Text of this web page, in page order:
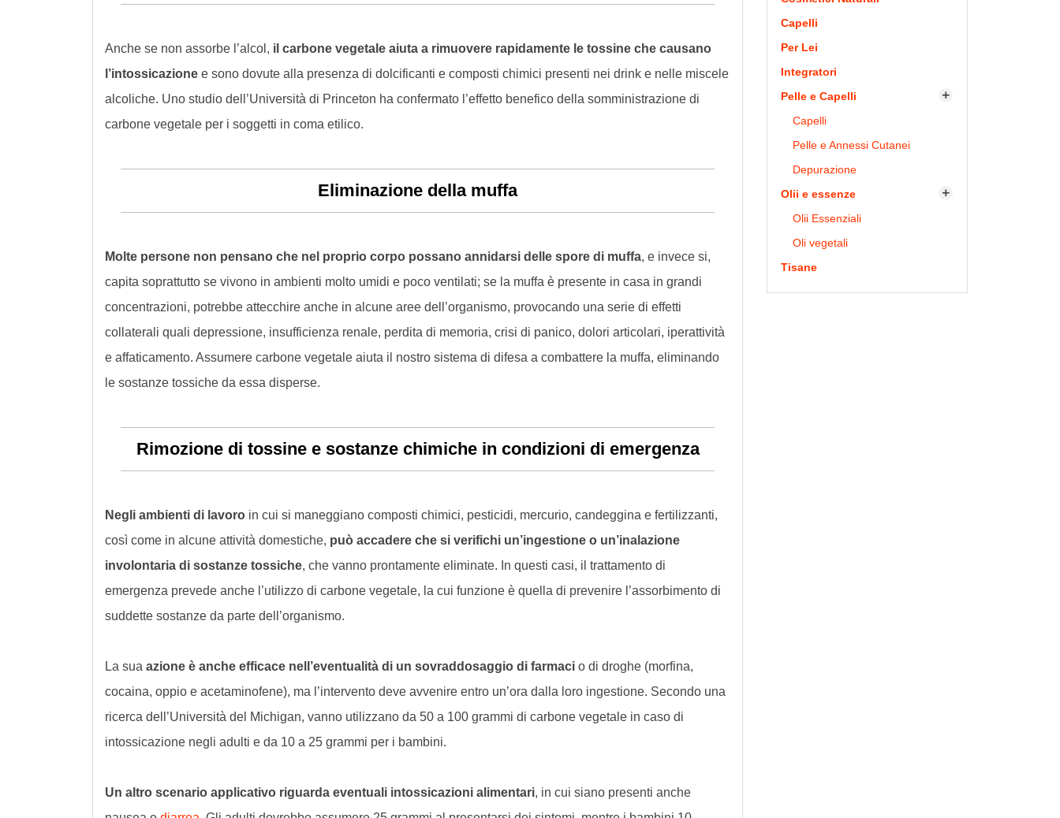
Capelli
Per Lei
Integratori
Pelle e Capelli

Capelli
Pelle e Annessi Cutanei
Depurazione
Olii e essenze

Olii Essenziali
Oli vegetali
Tisane
Anche se non assorbe l’alcol, il carbone vegetale aiuta a rimuovere rapidamente le tossine che causano
l’intossicazione e sono dovute alla presenza di dolcificanti e composti chimici presenti nei drink e nelle miscele
alcoliche. Uno studio dell’Università di Princeton ha confermato l’effetto benefico della somministrazione di
carbone vegetale per i soggetti in coma etilico.
Eliminazione della muffa
Molte persone non pensano che nel proprio corpo possano annidarsi delle spore di muffa, e invece si,
capita soprattutto se vivono in ambienti molto umidi e poco ventilati; se la muffa è presente in casa in grandi
concentrazioni, potrebbe attecchire anche in alcune aree dell’organismo, provocando una serie di effetti
collaterali quali depressione, insufficienza renale, perdita di memoria, crisi di panico, dolori articolari, iperattività
e affaticamento. Assumere carbone vegetale aiuta il nostro sistema di difesa a combattere la muffa, eliminando
le sostanze tossiche da essa disperse.
Rimozione di tossine e sostanze chimiche in condizioni di emergenza
Negli ambienti di lavoro in cui si maneggiano composti chimici, pesticidi, mercurio, candeggina e fertilizzanti,
così come in alcune attività domestiche, può accadere che si verifichi un’ingestione o un’inalazione
involontaria di sostanze tossiche, che vanno prontamente eliminate. In questi casi, il trattamento di
emergenza prevede anche l’utilizzo di carbone vegetale, la cui funzione è quella di prevenire l’assorbimento di
suddette sostanze da parte dell’organismo.
La sua azione è anche efficace nell’eventualità di un sovraddosaggio di farmaci o di droghe (morfina,
cocaina, oppio e acetaminofene), ma l’intervento deve avvenire entro un’ora dalla loro ingestione. Secondo una
ricerca dell’Università del Michigan, vanno utilizzano da 50 a 100 grammi di carbone vegetale in caso di
intossicazione negli adulti e da 10 a 25 grammi per i bambini.
Un altro scenario applicativo riguarda eventuali intossicazioni alimentari, in cui siano presenti anche